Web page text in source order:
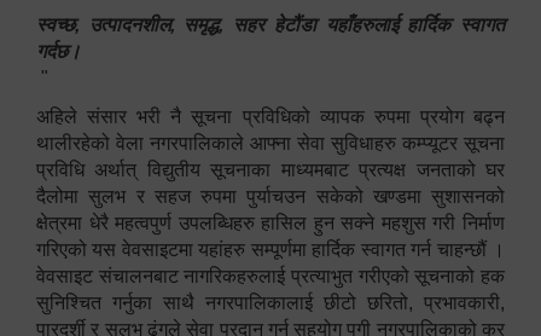
स्वच्छ, उत्पादनशील, समृद्ध, सहर हेटौंडा यहाँहरुलाई हार्दिक स्वागत
गर्दछ।
"
अहिले संसार भरी नै सूचना प्रविधिको व्यापक रुपमा प्रयोग बढ्न
थालीरहेको वेला नगरपालिकाले आफ्ना सेवा सुविधाहरु कम्प्यूटर सूचना
प्रविधि अर्थात् विद्युतीय सूचनाका माध्यमबाट प्रत्यक्ष जनताको घर
दैलोमा सुलभ र सहज रुपमा पुर्याचउन सकेको खण्डमा सुशासनको
क्षेत्रमा धेरै महत्वपुर्ण उपलब्धिहरु हासिल हुन सक्ने महशुस गरी निर्माण
गरिएको यस वेवसाइटमा यहांहरु सम्पूर्णमा हार्दिक स्वागत गर्न चाहन्छौं ।
वेवसाइट संचालनबाट नागरिकहरुलाई प्रत्याभुत गरीएको सूचनाको हक
सुनिश्चित गर्नुका साथै नगरपालिकालाई छीटो छरितो, प्रभावकारी,
पारदर्शी र सुलभ ढंगले सेवा प्रदान गर्न सहयोग पुगी नगरपालिकाको कर